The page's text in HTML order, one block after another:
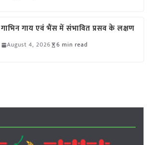
गाभिन गाय एवं भैंस में संभावित प्रसव के लक्षण
August 4, 2026 6 min read